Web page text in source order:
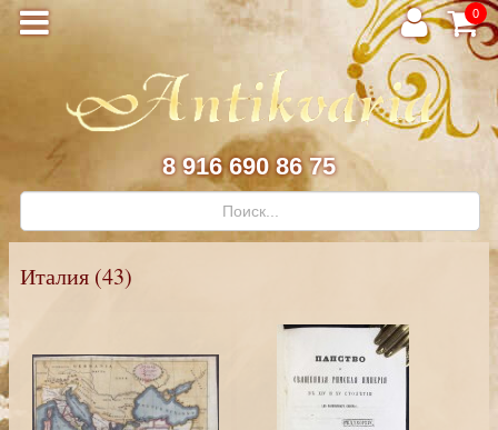
0
8 916 690 86 75
Италия (43)